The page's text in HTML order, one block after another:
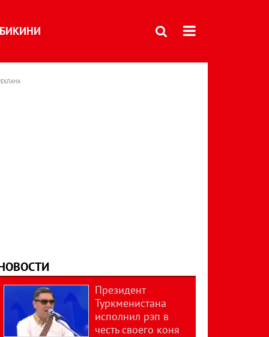
БИКИНИ
Президент
Туркменистана
исполнил рэп в
честь своего коня